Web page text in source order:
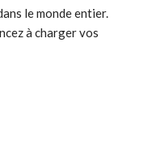
le monde entier.
à charger vos